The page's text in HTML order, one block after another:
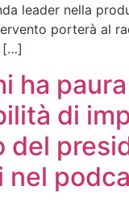
leader nella
porterà al
[…]
ha
di
del
nel